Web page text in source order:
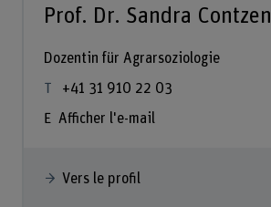
Prof. Dr. Sandra Contzen
Dozentin für Agrarsoziologie
+41 31 910 22 03
Afficher l'e-mail
Vers le profil